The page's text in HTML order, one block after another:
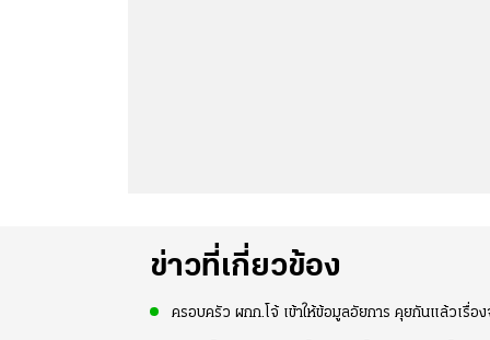
ข่าวที่เกี่ยวข้อง
ครอบครัว ผกก.โจ้ เข้าให้ข้อมูลอัยการ คุยกันแล้วเรื่อ